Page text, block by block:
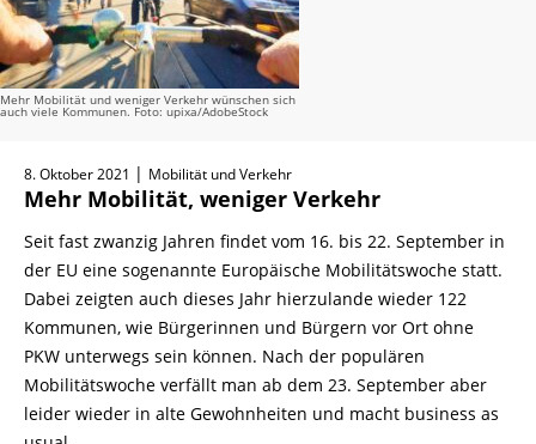
Mehr Mobilität und weniger Verkehr wünschen sich
auch viele Kommunen. Foto: upixa/AdobeStock
8. Oktober 2021 | Mobilität und Verkehr
Mehr Mobilität, weniger Verkehr
Seit fast zwanzig Jahren findet vom 16. bis 22. September in
der EU eine sogenannte Europäische Mobilitätswoche statt.
Dabei zeigten auch dieses Jahr hierzulande wieder 122
Kommunen, wie Bürgerinnen und Bürgern vor Ort ohne
PKW unterwegs sein können. Nach der populären
Mobilitätswoche verfällt man ab dem 23. September aber
leider wieder in alte Gewohnheiten und macht business as